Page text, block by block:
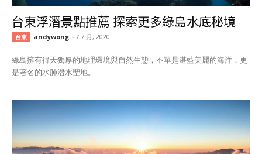
台東浮潛景點推薦 探索更多綠島水底秘境
台東 andywong - 7 7 月, 2020
綠島擁有得天獨厚的地理環境與自然生態，不單是湛藍美麗的海洋，更
是著名的水肺潛水聖地。